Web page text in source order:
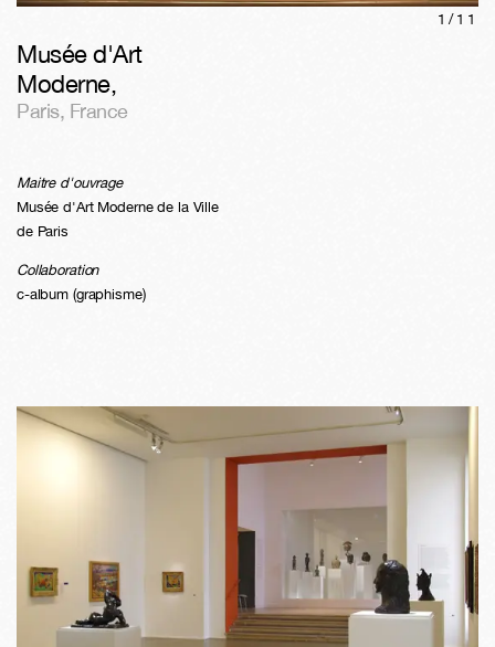
1/ 11
Musée d'Art
Moderne,
Paris, France
Maitre d'ouvrage
Musée d'Art Moderne de la Ville
de Paris
Collaboration
c-album (graphisme)